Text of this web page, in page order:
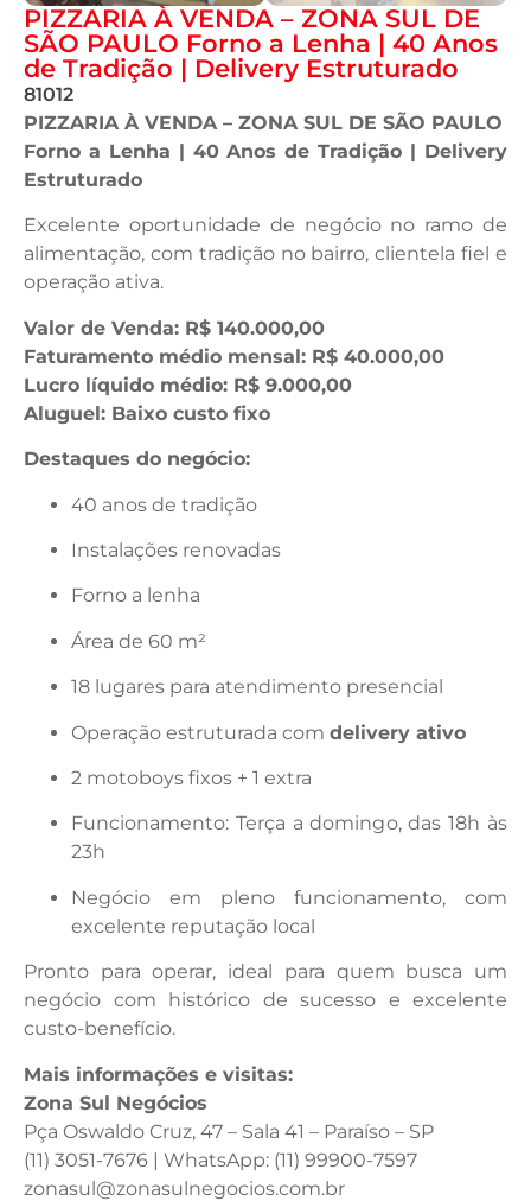
PIZZARIA À VENDA – ZONA SUL DE
SÃO PAULO Forno a Lenha | 40 Anos
de Tradição | Delivery Estruturado
81012
PIZZARIA À VENDA – ZONA SUL DE SÃO PAULO
Forno a Lenha | 40 Anos de Tradição | Delivery
Estruturado
Excelente oportunidade de negócio no ramo de
alimentação, com tradição no bairro, clientela fiel e
operação ativa.
Valor de Venda: R$ 140.000,00
Faturamento médio mensal: R$ 40.000,00
Lucro líquido médio: R$ 9.000,00
Aluguel: Baixo custo fixo
Destaques do negócio:
40 anos de tradição
Instalações renovadas
Forno a lenha
Área de 60 m²
18 lugares para atendimento presencial
Operação estruturada com delivery ativo
2 motoboys fixos + 1 extra
Funcionamento: Terça a domingo, das 18h às
23h
Negócio em pleno funcionamento, com
excelente reputação local
Pronto para operar, ideal para quem busca um
negócio com histórico de sucesso e excelente
custo-benefício.
Mais informações e visitas:
Zona Sul Negócios
Pça Oswaldo Cruz, 47 – Sala 41 – Paraíso – SP
(11) 3051-7676 | WhatsApp: (11) 99900-7597
zonasul@zonasulnegocios.com.br